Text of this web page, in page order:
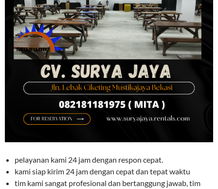
pelayanan kami 24 jam dengan respon cepat.
kami siap kirim 24 jam dengan cepat dan tepat waktu
tim kami sangat profesional dan bertanggung jawab, tim